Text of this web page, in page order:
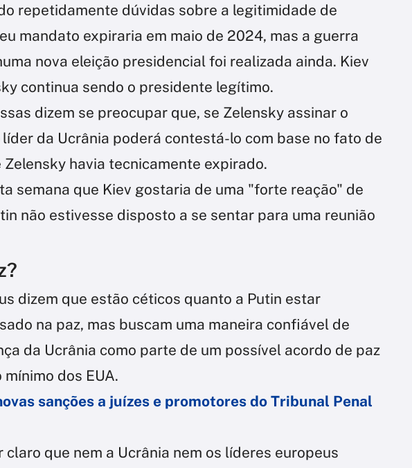
repetidamente dúvidas sobre a legitimidade de
mandato expiraria em maio de 2024, mas a guerra
nova eleição presidencial foi realizada ainda. Kiev
continua sendo o presidente legítimo.
dizem se preocupar que, se Zelensky assinar o
da Ucrânia poderá contestá-lo com base no fato de
Zelensky havia tecnicamente expirado.
semana que Kiev gostaria de uma "forte reação" de
não estivesse disposto a se sentar para uma reunião
dizem que estão céticos quanto a Putin estar
na paz, mas buscam uma maneira confiável de
da Ucrânia como parte de um possível acordo de paz
dos EUA.
sanções a juízes e promotores do Tribunal Penal
claro que nem a Ucrânia nem os líderes europeus